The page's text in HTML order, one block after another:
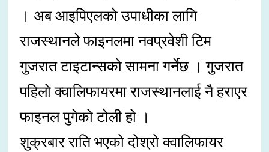
। अब आइपिएलको उपाधीका लागि
राजस्थानले फाइनलमा नवप्रवेशी टिम
गुजरात टाइटान्सको सामना गर्नेछ । गुजरात
पहिलो क्वालिफायरमा राजस्थानलाई नै हराएर
फाइनल पुगेको टोली हो ।
शुक्रबार राति भएको दोश्रो क्वालिफायर